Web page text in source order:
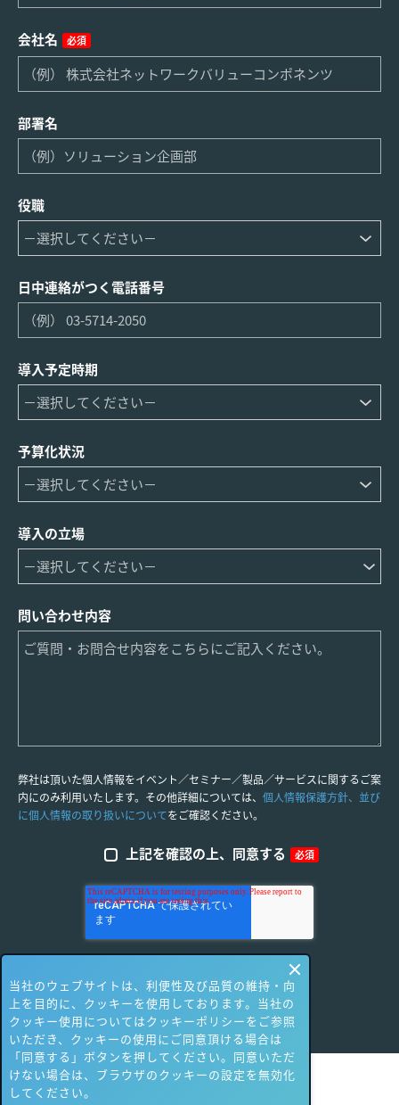
会社名 必須
部署名
役職
日中連絡がつく電話番号
導入予定時期
予算化状況
導入の立場
問い合わせ内容
弊社は頂いた個人情報をイベント／セミナー／製品／サービスに関するご案
内にのみ利用いたします。その他詳細については、 個人情報保護方針、並び
に個人情報の取り扱いについてをご確認ください。
上記を確認の上、同意する 必須
当社のウェブサイトは、利便性及び品質の維持・向
上を目的に、クッキーを使用しております。当社の
クッキー使用についてはクッキーポリシーをご参照
いただき、クッキーの使用にご同意頂ける場合は
「同意する」ボタンを押してください。同意いただ
けない場合は、ブラウザのクッキーの設定を無効化
してください。